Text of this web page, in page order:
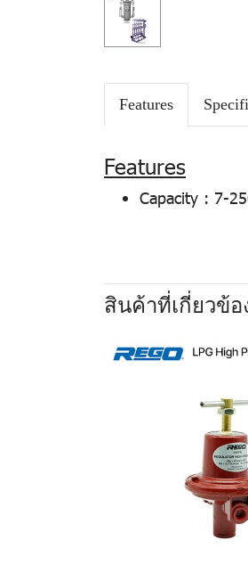
Features
Features
Capacity : 7-
สินค้าที่เกี่ยวข้อ